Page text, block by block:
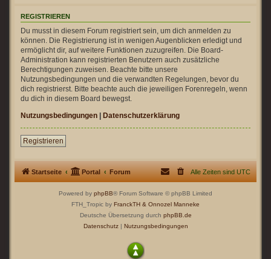
REGISTRIEREN
Du musst in diesem Forum registriert sein, um dich anmelden zu
können. Die Registrierung ist in wenigen Augenblicken erledigt und
ermöglicht dir, auf weitere Funktionen zuzugreifen. Die Board-
Administration kann registrierten Benutzern auch zusätzliche
Berechtigungen zuweisen. Beachte bitte unsere
Nutzungsbedingungen und die verwandten Regelungen, bevor du
dich registrierst. Bitte beachte auch die jeweiligen Forenregeln, wenn
du dich in diesem Board bewegst.
Nutzungsbedingungen | Datenschutzerklärung
Registrieren
Startseite Portal Forum Alle Zeiten sind UTC
Powered by phpBB® Forum Software © phpBB Limited
FTH_Tropic by FranckTH & Onnozel Manneke
Deutsche Übersetzung durch phpBB.de
Datenschutz| Nutzungsbedingungen